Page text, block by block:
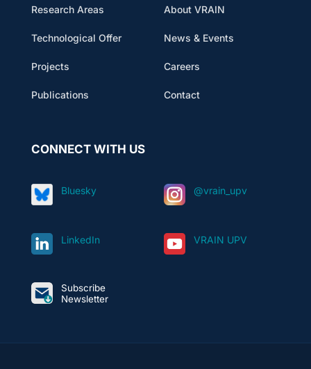
Research Areas
Technological Offer
Projects
Publications
About VRAIN
News & Events
Careers
Contact
CONNECT WITH US
Bluesky @vrain_upv
LinkedIn VRAIN UPV
Subscribe
Newsletter